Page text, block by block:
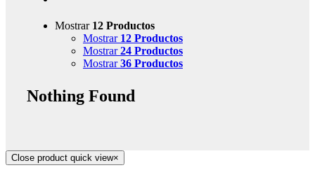
Mostrar 12 Productos
Mostrar 12 Productos
Mostrar24 Productos
Mostrar36 Productos
Nothing Found
Close product quick view×